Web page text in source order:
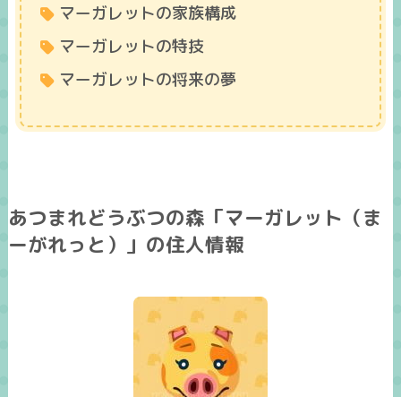
マーガレットの家族構成
マーガレットの特技
マーガレットの将来の夢
あつまれどうぶつの森「マーガレット（ま
ーがれっと）」の住人情報